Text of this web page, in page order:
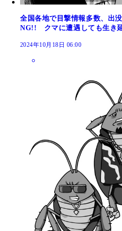
全国各地で目撃情報多数、出
NG!! クマに遭遇しても生き
2024年10月18日 06:00